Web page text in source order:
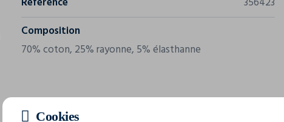
Composition
70% coton, 25% rayonne, 5% élasthanne
Cookies